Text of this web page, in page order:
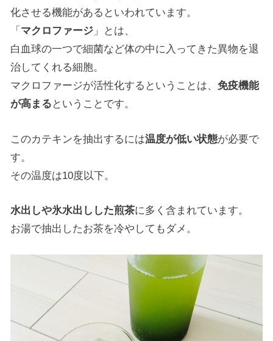
化させる機能があるといわれています。
「マクロファージ 」とは、
白血球の一つで細菌など体の中に入ってきた異物を退
治してくれる細胞。
マクロファージが活性化するということは、免疫機能
が高まる ということです。
このカテキンを抽出するには温度が低い状態が必要で
す。
その温度は10度以下。
水出しや氷水出しした煎茶に多く含まれています。
お湯で抽出したお茶を冷やしてもダメ。